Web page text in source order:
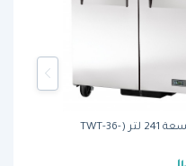
ثلاجة مسطحةبسعة 241 لتر (TWT-36-